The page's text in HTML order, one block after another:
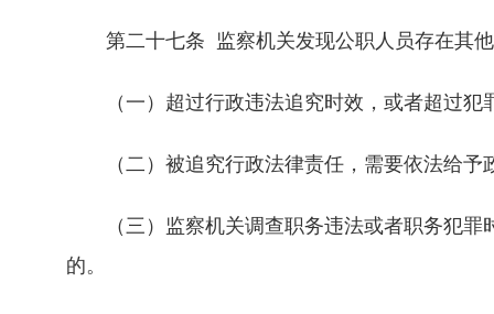
第二十七条 监察机关发现公职人员存在其他
（一）超过行政违法追究时效，或者超过犯
（二）被追究行政法律责任，需要依法给予
（三）监察机关调查职务违法或者职务犯罪
的。